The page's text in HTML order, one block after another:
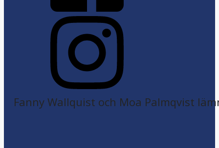
Fanny Wallquist och Moa Palmqvist